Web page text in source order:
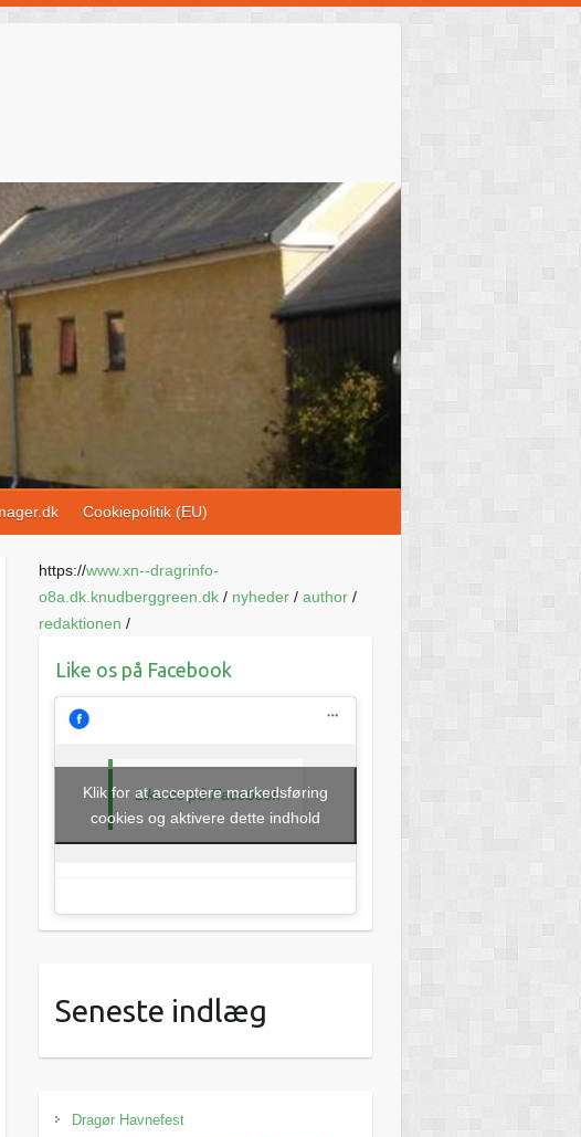
Cookiepolitik (EU)
https://www.xn--dragrinfo-
o8a.dk.knudberggreen.dk/ nyheder/ author/
redaktionen /
Like os på Facebook
Like os på Facebook
Klik for at acceptere markedsføring
cookies og aktivere dette indhold
Seneste indlæg
Dragør Havnefest